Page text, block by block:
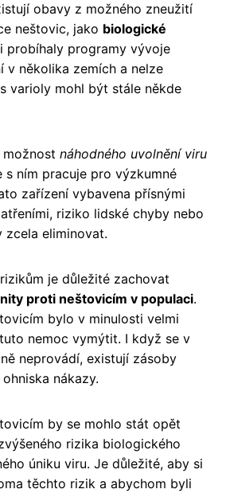
obavy z možného zneužití
neštovic, jako biologické
probíhaly programy vývoje
v několika zemích a nelze
varioly mohl být stále někde
náhodného uvolnění viru
s ním pracuje pro výzkumné
zařízení vybavena přísnými
riziko lidské chyby nebo
zcela eliminovat.
je důležité zachovat
proti neštovicím v populaci.
bylo v minulosti velmi
nemoc vymýtit. I když se v
neprovádí, existují zásoby
nákazy.
by se mohlo stát opět
rizika biologického
úniku viru. Je důležité, aby si
těchto rizik a abychom byli